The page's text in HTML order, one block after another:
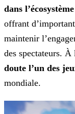
dans
offrant
maintenir
des spectateurs. À
doute l’un des
mondiale.